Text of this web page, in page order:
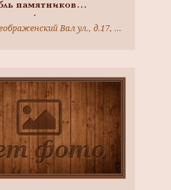
памятников
общины, XVIII-
Москва, Преображенский Вал ул., д.17, корп.7, стр.29